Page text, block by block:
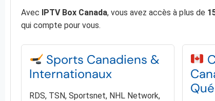
Avec IPTV Box Canada, vous avez accès à plus de
qui compte pour vous.
Sports Canadiens &
Internationaux
RDS, TSN, Sportsnet, NHL Network,